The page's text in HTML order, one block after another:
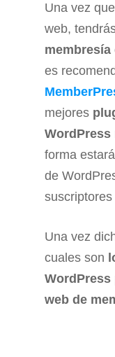
Una vez
web,
membresía
es
mejores
WordPress
forma
de
Una vez
cuales son
WordPress
web de